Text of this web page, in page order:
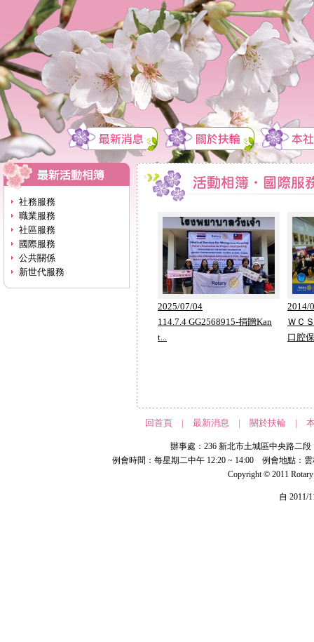
社務服務
職業服務
社區服務
國際服務
公共關係
新世代服務
2025/07/04
114.7.4 GG2568915-捐贈Kan
t...
2014/
ＷＣ
口腔
回首頁 | 最新消息 | 關於扶輪 |
辦事處：236 新北市土城區中央路二
例會時間：每星期二中午 12:20 ~ 14:00 例會地點：
Copyright © 2011
自 2011/